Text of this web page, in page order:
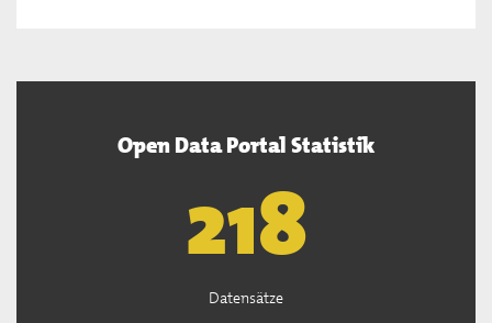
Open Data Portal Statistik
220
Datensätze